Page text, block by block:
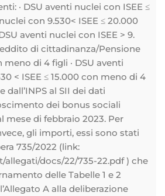
· DSU aventi nuclei con ISEE ≤
con 9.530< ISEE ≤ 20.000
aventi nuclei con ISEE > 9.
di cittadinanza/Pensione
di 4 figli · DSU aventi
< ISEE ≤ 15.000 con meno di 4
dall’INPS al SII dei dati
dei bonus sociali
mese di febbraio 2023. Per
gli importi, essi sono stati
735/2022 (link:
allegati/docs/22/735-22.pdf ) che
delle Tabelle 1 e 2
A alla deliberazione